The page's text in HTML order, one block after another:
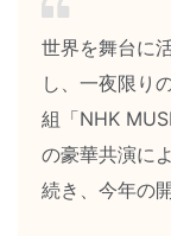
世界を舞台に
し、一夜限り
組「NHK
の豪華共演に
続き、今年の